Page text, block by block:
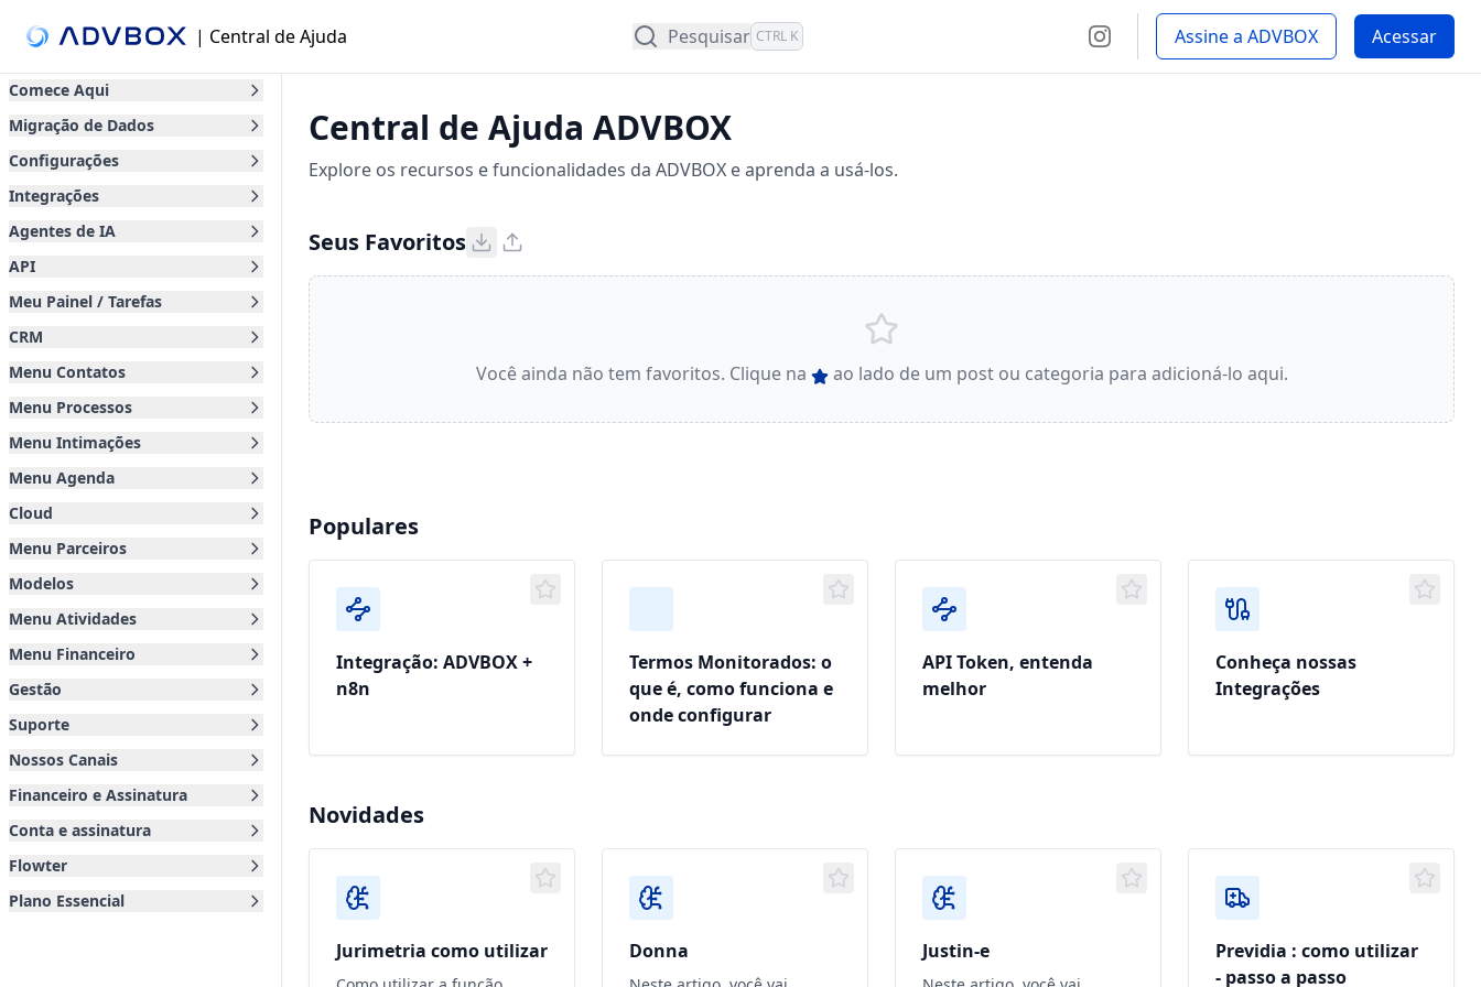
| Central de Ajuda Pesquisar CTRL K Assine a ADVBOX Acessar
Comece Aqui
Migração de Dados
Configurações
Integrações
Agentes de IA
API
Meu Painel / Tarefas
CRM
Menu Contatos
Menu Processos
Menu Intimações
Menu Agenda
Cloud
Menu Parceiros
Modelos
Menu Atividades
Menu Financeiro
Gestão
Suporte
Nossos Canais
Financeiro e Assinatura
Conta e assinatura
Flowter
Plano Essencial
Central de Ajuda ADVBOX
Explore os recursos e funcionalidades da ADVBOX e aprenda a usá-los.
Seus Favoritos
Você ainda não tem favoritos. Clique na ao lado de um post ou categoria para adicioná-lo aqui.
Populares
Integração: ADVBOX +
n8n
Termos Monitorados: o
que é, como funciona e
onde configurar
API Token, entenda
melhor
Conheça nossas
Integrações
Novidades
Jurimetria como utilizar Donna Justin-e
Previdia : como utilizar
- passo a passo